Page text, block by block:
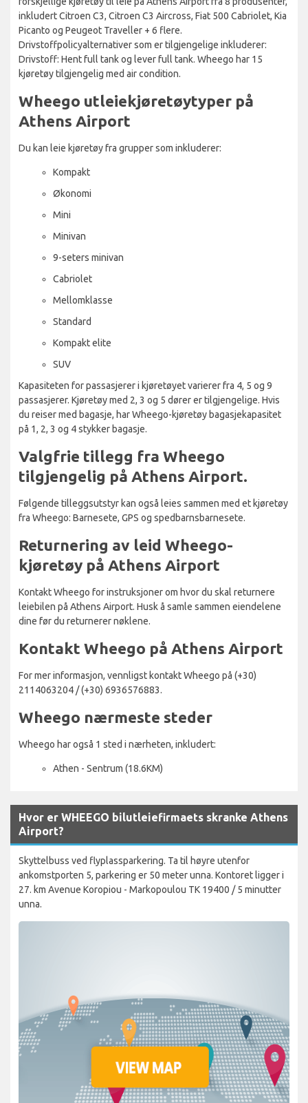
inkludert Citroen C3, Citroen C3 Aircross, Fiat 500 Cabriolet, Kia
Picanto og Peugeot Traveller + 6 flere.
Drivstoffpolicyalternativer som er tilgjengelige inkluderer:
Drivstoff: Hent full tank og lever full tank. Wheego har 15
kjøretøy tilgjengelig med air condition.
Wheego utleiekjøretøytyper på
Athens Airport
Du kan leie kjøretøy fra grupper som inkluderer:
Kompakt
Økonomi
Mini
Minivan
9-seters minivan
Cabriolet
Mellomklasse
Standard
Kompakt elite
SUV
Kapasiteten for passasjerer i kjøretøyet varierer fra 4, 5 og 9
passasjerer. Kjøretøy med 2, 3 og 5 dører er tilgjengelige. Hvis
du reiser med bagasje, har Wheego-kjøretøy bagasjekapasitet
på 1, 2, 3 og 4 stykker bagasje.
Valgfrie tillegg fra Wheego
tilgjengelig på Athens Airport.
Følgende tilleggsutstyr kan også leies sammen med et kjøretøy
fra Wheego: Barnesete, GPS og spedbarnsbarnesete.
Returnering av leid Wheego-
kjøretøy på Athens Airport
Kontakt Wheego for instruksjoner om hvor du skal returnere
leiebilen på Athens Airport. Husk å samle sammen eiendelene
dine før du returnerer nøklene.
Kontakt Wheego på Athens Airport
For mer informasjon, vennligst kontakt Wheego på (+30)
2114063204 / (+30) 6936576883.
Wheego nærmeste steder
Wheego har også 1 sted i nærheten, inkludert:
Athen - Sentrum (18.6KM)
Hvor er WHEEGO bilutleiefirmaets skranke Athens
Airport?
Skyttelbuss ved flyplassparkering. Ta til høyre utenfor
ankomstporten 5, parkering er 50 meter unna. Kontoret ligger i
27. km Avenue Koropiou - Markopoulou TK 19400 / 5 minutter
unna.